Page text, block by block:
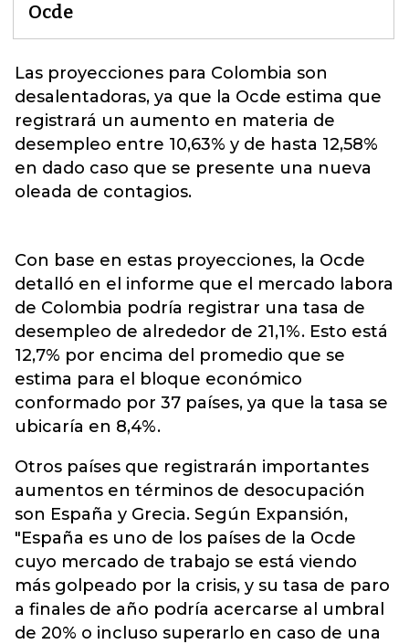
Ocde
Las proyecciones para Colombia son
desalentadoras, ya que la Ocde estima que
registrará un aumento en materia de
desempleo entre 10,63% y de hasta 12,58%
en dado caso que se presente una nueva
oleada de contagios.
Con base en estas proyecciones, la Ocde
detalló en el informe que el mercado labora
de Colombia podría registrar una tasa de
desempleo de alrededor de 21,1%. Esto está
12,7% por encima del promedio que se
estima para el bloque económico
conformado por 37 países, ya que la tasa se
ubicaría en 8,4%.
Otros países que registrarán importantes
aumentos en términos de desocupación
son España y Grecia. Según Expansión,
"España es uno de los países de la Ocde
cuyo mercado de trabajo se está viendo
más golpeado por la crisis, y su tasa de paro
a finales de año podría acercarse al umbral
de 20% o incluso superarlo en caso de una